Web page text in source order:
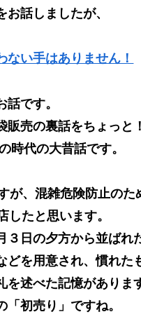
話しましたが、
ない手はありません！
です。
売の裏話をちょっと！
時代の大昔話です。
が、混雑危険防止のた
したと思います。
日の夕方から並ばれ
を用意され、慣れた
述べた記憶がありま
初売り」ですね。